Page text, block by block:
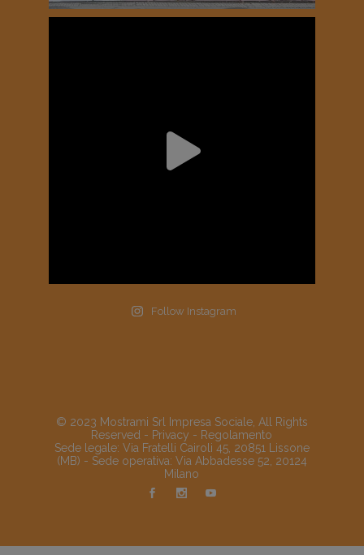
Follow Instagram
© 2023 Mostrami Srl Impresa Sociale, All Rights
Reserved - Privacy - Regolamento
Sede legale: Via Fratelli Cairoli 45, 20851 Lissone
(MB) - Sede operativa: Via Abbadesse 52, 20124
Milano